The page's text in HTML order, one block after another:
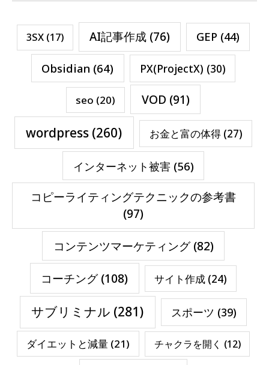
3SX(17) AI記事作成(76) GEP (44)
Obsidian (64) PX(ProjectX) (30)
seo (20) VOD (91)
wordpress (260) お金と富の体得(27)
インターネット被害(56)
コピーライティングテクニックの参考書
(97)
コンテンツマーケティング(82)
コーチング(108) サイト作成 (24)
サブリミナル (281) スポーツ (39)
ダイエットと減量 (21) チャクラを開く (12)